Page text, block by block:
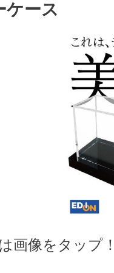
ケース
画像をタップ！